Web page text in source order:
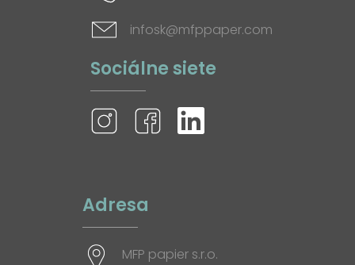
infosk@mfppaper.com
Sociálne siete
Adresa
MFP papier s.r.o.